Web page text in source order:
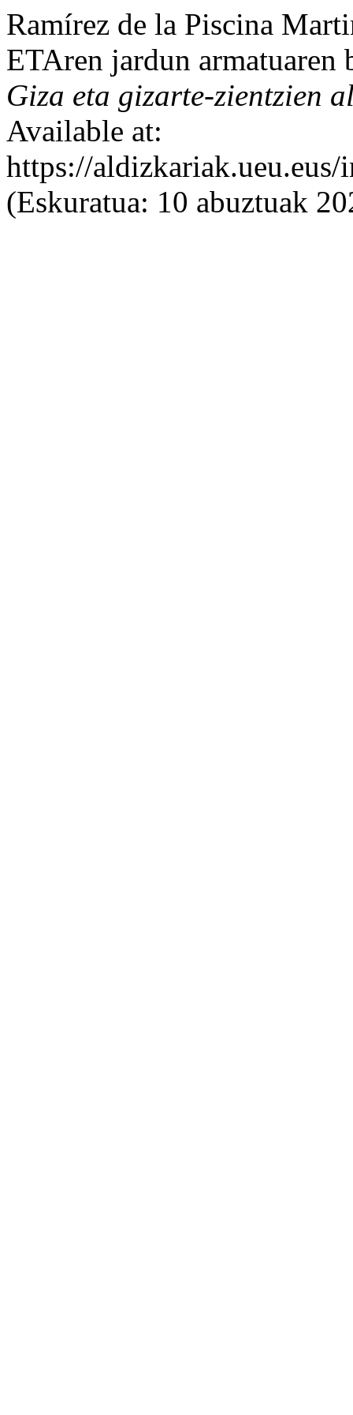
Ramírez de la Piscina
ETAren jardun
Giza eta gizarte-zientzien
Available at:
https://
(Eskuratua: 10 abuztuak